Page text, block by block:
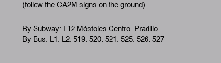
(follow the CA2M signs on the ground)
By Subway: L12 Móstoles Centro. Pradillo
By Bus: L1, L2, 519, 520, 521, 525, 526, 527